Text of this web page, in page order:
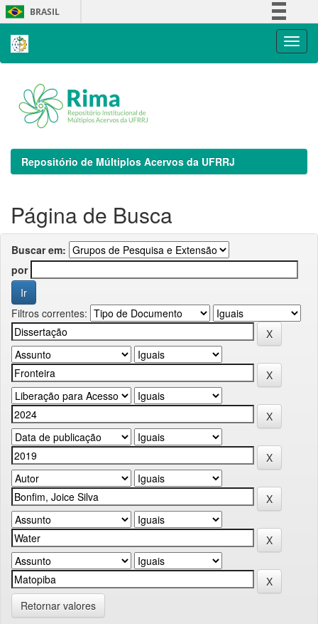
Skip
navigation
BRASIL
Repositório de Múltiplos Acervos da UFRRJ
Página de Busca
Buscar em:
por
Filtros correntes:
Retornar valores